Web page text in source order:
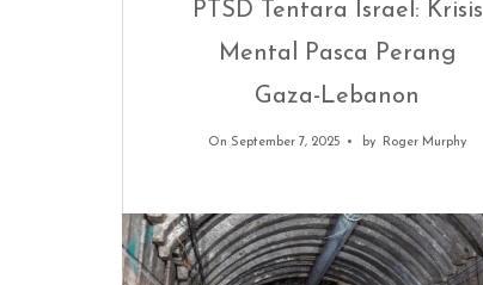
PTSD Tentara Israel: Krisis
Mental Pasca Perang
Gaza-Lebanon
On September 7, 2025 by Roger Murphy